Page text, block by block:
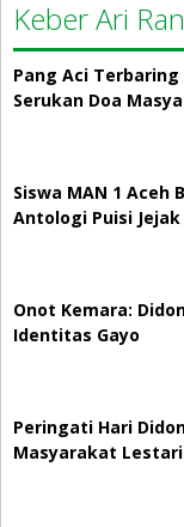
Keber Ari
Pang Aci Terbaring
Serukan Doa
Siswa MAN 1 Aceh
Antologi Puisi
Onot Kemara:
Identitas Gayo
Peringati Hari
Masyarakat